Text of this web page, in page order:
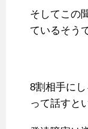
そしてこの
ているそう
8割相手に
って話すと